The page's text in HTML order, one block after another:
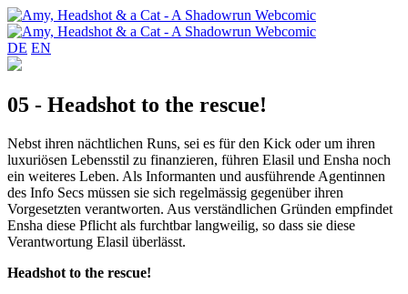
DE EN
05 - Headshot to the rescue!
Nebst ihren nächtlichen Runs, sei es für den Kick oder um ihren
luxuriösen Lebensstil zu finanzieren, führen Elasil und Ensha noch
ein weiteres Leben. Als Informanten und ausführende Agentinnen
des Info Secs müssen sie sich regelmässig gegenüber ihren
Vorgesetzten verantworten. Aus verständlichen Gründen empfindet
Ensha diese Pflicht als furchtbar langweilig, so dass sie diese
Verantwortung Elasil überlässt.
Headshot to the rescue!